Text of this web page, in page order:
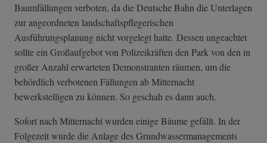
Baumfällungen verboten, da die Deutsche Bahn die Unterlagen
zur angeordneten landschaftspflegerischen
Ausführungsplanung nicht vorgelegt hatte. Dessen ungeachtet
sollte ein Großaufgebot von Polizeikräften den Park von den in
großer Anzahl erwarteten Demonstranten räumen, um die
behördlich verbotenen Fällungen ab Mitternacht
bewerkstelligen zu können. So geschah es dann auch.
Sofort nach Mitternacht wurden einige Bäume gefällt. In der
Folgezeit wurde die Anlage des Grundwassermanagements